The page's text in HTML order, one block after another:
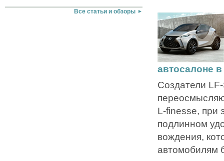
Все статьи и обзоры
автосалоне
Создатели
L-finesse, при
подлинном
вождения,
автомобилям